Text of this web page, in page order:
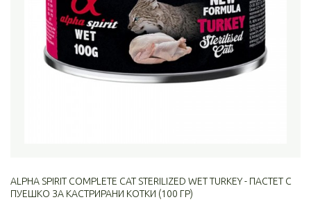
ALPHA SPIRIT COMPLETE CAT STERILIZED WET TURKEY - ПАСТЕТ С
ПУЕШКО ЗА КАСТРИРАНИ КОТКИ (100 ГР)